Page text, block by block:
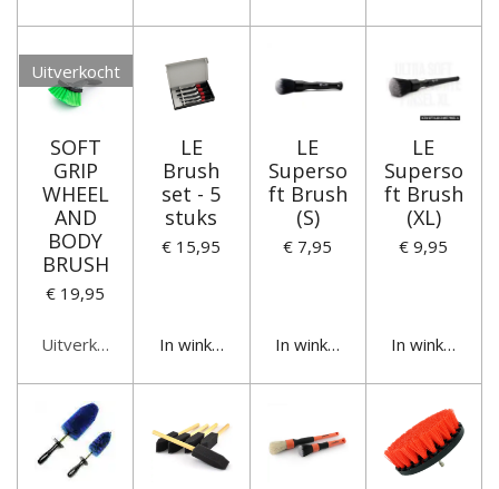
Uitverkocht
SOFT
GRIP
WHEEL
AND
BODY
BRUSH
€ 19,95
Uitverkocht
LE
Brush
set - 5
stuks
€ 15,95
In winkelwagen
LE
Superso
ft Brush
(S)
€ 7,95
In winkelwagen
LE
Superso
ft Brush
(XL)
€ 9,95
In